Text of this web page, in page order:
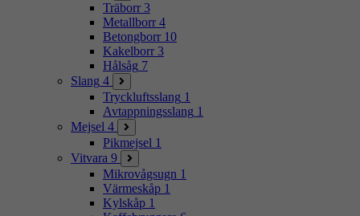
Träborr 3
Metallborr 4
Betongborr 10
Kakelborr 3
Hålsåg 7
Slang 4
Tryckluftsslang 1
Avtappningsslang 1
Mejsel 4
Pikmejsel 1
Vitvara 9
Mikrovågsugn 1
Värmeskåp 1
Kylskåp 1